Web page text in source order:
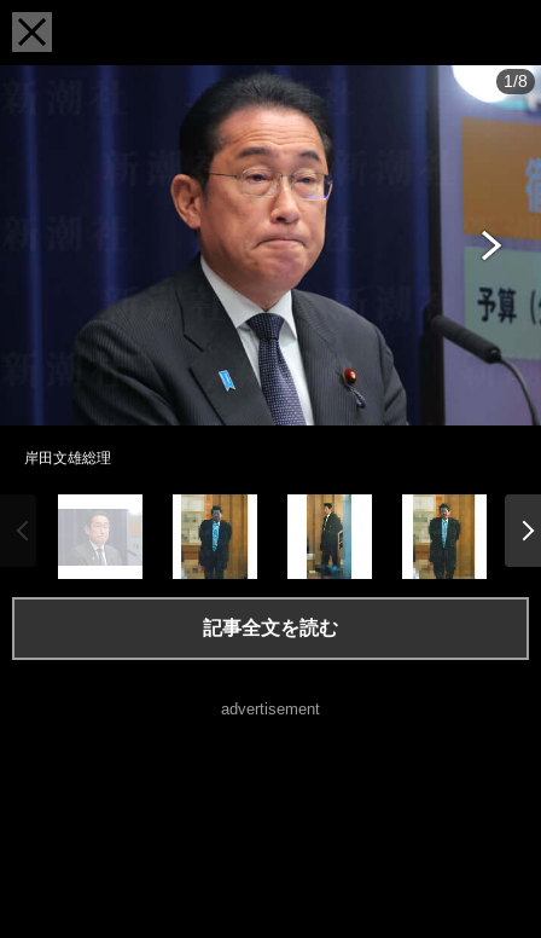
1/8
岸田文雄総理
記事全文を読む
advertisement